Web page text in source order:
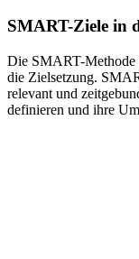
SMART-Ziele in
Die SMART-Methode
die Zielsetzung.
relevant und
definieren und ihre